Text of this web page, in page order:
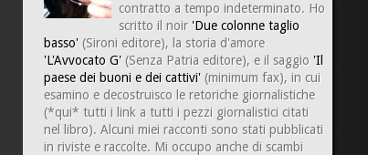
contratto a tempo indeterminato. Ho
scritto il noir 'Due colonne taglio
basso'(Sironi editore), la storia d'amore
'L'Avvocato G'(Senza Patria editore), e il saggio 'Il
paese dei buoni e dei cattivi'(minimum fax), in cui
esamino e decostruisco le retoriche giornalistiche
(*qui* tutti i link a tutti i pezzi giornalistici citati
nel libro). Alcuni miei racconti sono stati pubblicati
in riviste e raccolte. Mi occupo anche di scambi